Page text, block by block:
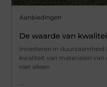
Aanbiedingen
De waarde van
Investeren in duurzaamheid
kwaliteit van materialen van
niet alleen
...